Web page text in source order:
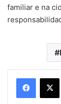
familiar e na